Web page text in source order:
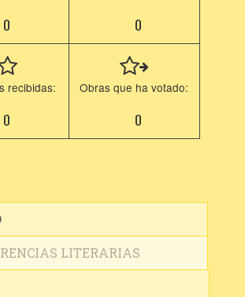
0 0
recibidas:
0
Obras que ha votado:
0
LITERARIAS